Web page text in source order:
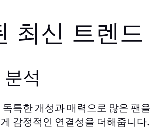
최신 트렌드
석
특한 개성과 매력으로 많은 팬
감정적인 연결성을 더해줍니